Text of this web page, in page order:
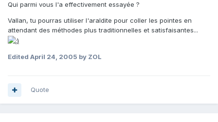
Qui parmi vous l'a effectivement essayée ?
Vallan, tu pourras utiliser l'araldite pour coller les pointes en
attendant des méthodes plus traditionnelles et satisfaisantes...
Edited April 24, 2005 by ZOL
Quote